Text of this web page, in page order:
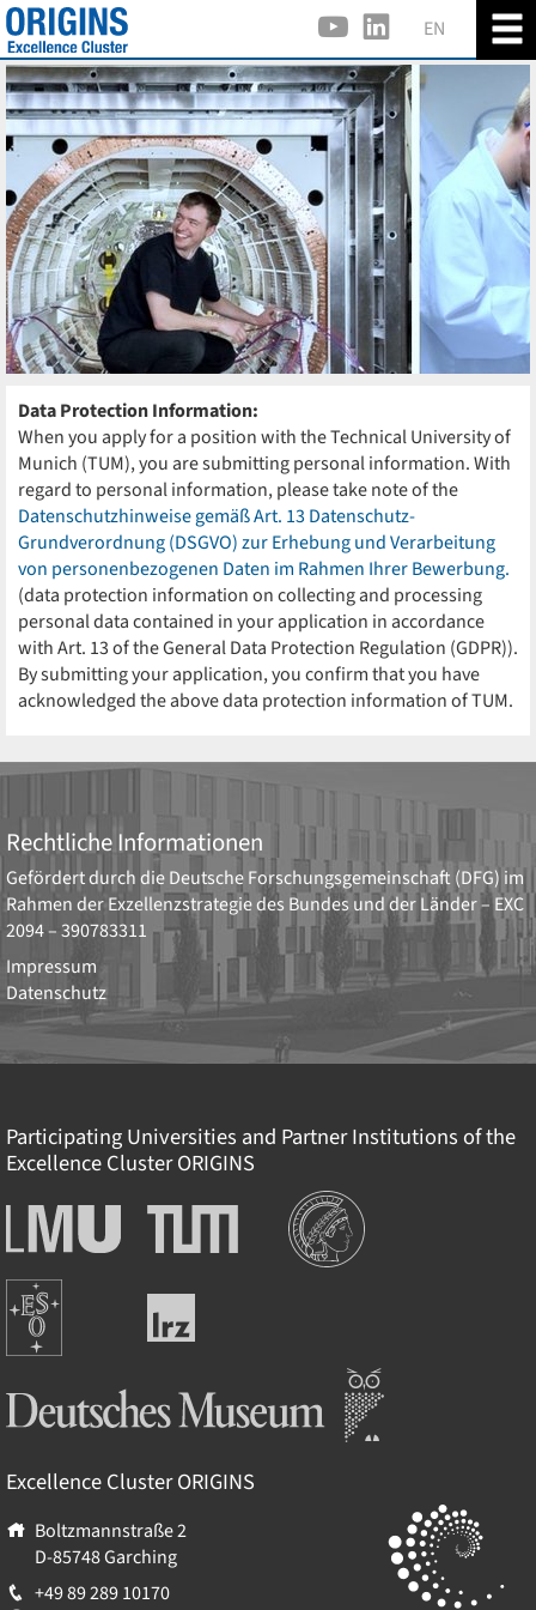
EN
Data Protection Information:
When you apply for a position with the Technical University of
Munich (TUM), you are submitting personal information. With
regard to personal information, please take note of the
Datenschutzhinweise gemäß Art. 13 Datenschutz-
Grundverordnung (DSGVO) zur Erhebung und Verarbeitung
von personenbezogenen Daten im Rahmen Ihrer Bewerbung.
(data protection information on collecting and processing
personal data contained in your application in accordance
with Art. 13 of the General Data Protection Regulation (GDPR)).
By submitting your application, you confirm that you have
acknowledged the above data protection information of TUM.
Rechtliche Informationen
Gefördert durch dieDeutsche Forschungsgemeinschaft (DFG) im
Rahmen der Exzellenzstrategie des Bundes und der Länder – EXC
2094 – 390783311
Impressum
Datenschutz
Participating Universities and Partner Institutions of the
Excellence ClusterORIGINS
Ludwig-
Maximilians-
München
Technische
Universität
Institutionen
Europäische
Südsternwarte
Leibniz-
Rechenzentrum
Excellence ClusterORIGINS
Boltzmannstraße 2
D-85748Garching
+49 89 289 10170